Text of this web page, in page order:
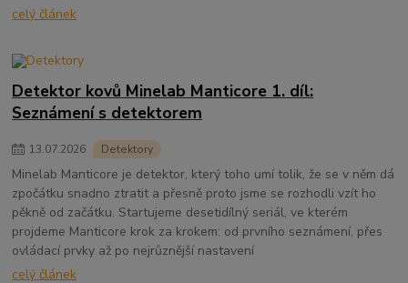
celý článek
Detektor kovů Minelab Manticore 1. díl:
Seznámení s detektorem
13.07.2026 Detektory
Minelab Manticore je detektor, který toho umí tolik, že se v něm dá
zpočátku snadno ztratit a přesně proto jsme se rozhodli vzít ho
pěkně od začátku. Startujeme desetidílný seriál, ve kterém
projdeme Manticore krok za krokem: od prvního seznámení, přes
ovládací prvky až po nejrůznější nastavení
celý článek